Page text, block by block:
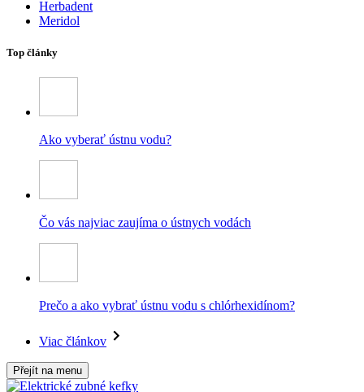
Herbadent
Meridol
Top články
Ako vyberať ústnu vodu?
Čo vás najviac zaujíma o ústnych vodách
Prečo a ako vybrať ústnu vodu s chlórhexidínom?
Viac článkov
Přejít na menu